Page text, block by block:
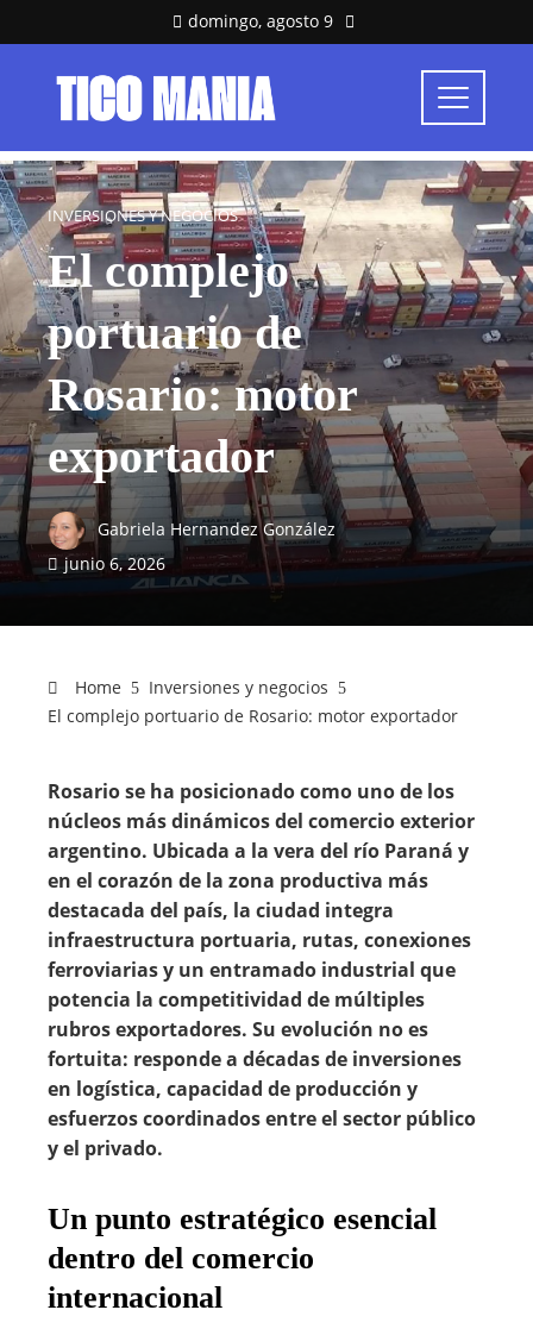
domingo, agosto 9
INVERSIONES Y NEGOCIOS
El complejo
portuario de
Rosario: motor
exportador
Gabriela Hernandez González
junio 6, 2026
Home
Inversiones y negocios
El complejo portuario de Rosario: motor exportador
Rosario se ha posicionado como uno de los
núcleos más dinámicos del comercio exterior
argentino. Ubicada a la vera del río Paraná y
en el corazón de la zona productiva más
destacada del país, la ciudad integra
infraestructura portuaria, rutas, conexiones
ferroviarias y un entramado industrial que
potencia la competitividad de múltiples
rubros exportadores. Su evolución no es
fortuita: responde a décadas de inversiones
en logística, capacidad de producción y
esfuerzos coordinados entre el sector público
y el privado.
Un punto estratégico esencial
dentro del comercio
internacional